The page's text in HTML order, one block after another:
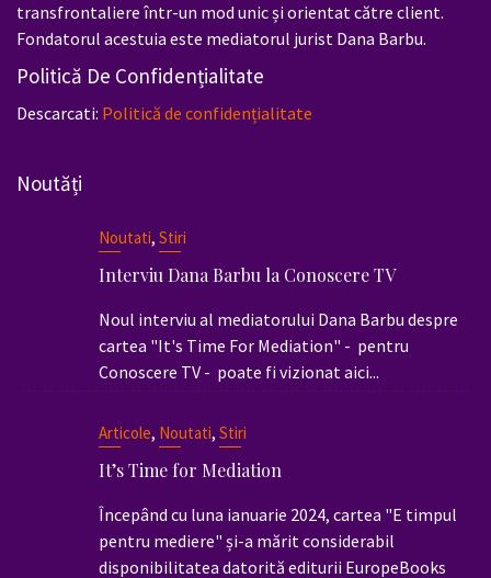
transfrontaliere într-un mod unic și orientat către client.
Fondatorul acestuia este mediatorul jurist Dana Barbu.
Politică De Confidențialitate
Descarcati: Politică de confidențialitate
Noutăți
Noutati, Stiri
Interviu Dana Barbu la Conoscere TV
Noul interviu al mediatorului Dana Barbu despre
cartea "It's Time For Mediation" - pentru
Conoscere TV - poate fi vizionat aici...
Articole, Noutati, Stiri
It’s Time for Mediation
Începând cu luna ianuarie 2024, cartea "E timpul
pentru mediere" și-a mărit considerabil
disponibilitatea datorită editurii EuropeBooks